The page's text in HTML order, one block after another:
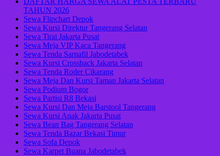
TAHUN 2026
Sewa Flipchart Depok
Sewa Kursi Direktur Tangerang Selatan
Sewa Tirai Jakarta Pusat
Sewa Meja VIP Kaca Tangerang
Sewa Tenda Sarnafil Jabodetabek
Sewa Kursi Crossback Jakarta Selatan
Sewa Tenda Roder Cikarang
Sewa Meja Dan Kursi Taman Jakarta Selatan
Sewa Podium Bogor
Sewa Partisi R8 Bekasi
Sewa Kursi Dan Meja Barstool Tangerang
Sewa Kursi Anak Jakarta Pusat
Sewa Bean Bag Tangerang Selatan
Sewa Tenda Bazar Bekasi Timur
Sewa Sofa Depok
Sewa Karpet Buana Jabodetabek